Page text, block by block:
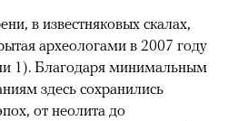
в известняковых скалах,
археологами в 2007 году
1). Благодаря минимальным
здесь сохранились
от неолита до